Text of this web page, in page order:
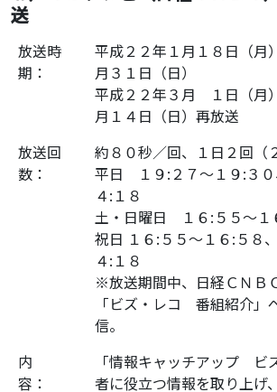
送
放送時
期：
平成２２年１月１８日（月
月３１日（日）
平成２２年３月 １日（月
月１４日（日）再放送
放送回
数：
約８０秒／回、１日２回（
平日 １９:２７～１９:３０
４:１８
土・日曜日 １６:５５～１
祝日 １６:５５～１６:５８
４:１８
※放送期間中、日経ＣＮＢ
「ビズ・レコ 番組紹介」
信。
内
容：
「情報キャッチアップ ビ
者に役立つ情報を取り上げ